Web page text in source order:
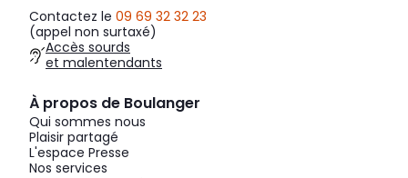
Contactez le 09 69 32 32 23
(appel non surtaxé)
Accès sourds
et malentendants
À propos de Boulanger
Qui sommes nous
Plaisir partagé
L'espace Presse
Nos services